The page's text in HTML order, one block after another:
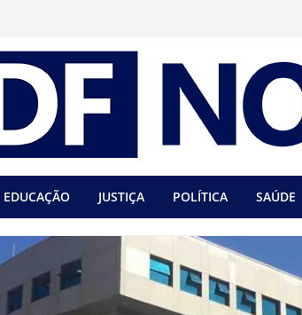
EDUCAÇÃO JUSTIÇA POLÍTICA SAÚDE